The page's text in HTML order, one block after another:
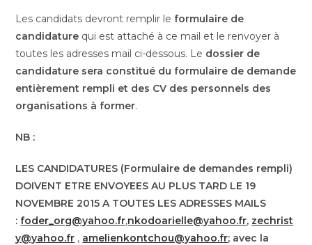
Les candidats devront remplir le formulaire de
candidature qui est attaché à ce mail et le renvoyer à
toutes les adresses mail ci-dessous. Le dossier de
candidature sera constitué du formulaire de demande
entièrement rempli et des CV des personnels des
organisations à former.
NB :
LES CANDIDATURES (Formulaire de demandes rempli)
DOIVENT ETRE ENVOYEES AU PLUS TARD LE 19
NOVEMBRE 2015 A TOUTES LES ADRESSES MAILS
: foder_org@yahoo.fr,nkodoarielle@yahoo.fr, zechrist
y@yahoo.fr , amelienkontchou@yahoo.fr; avec la